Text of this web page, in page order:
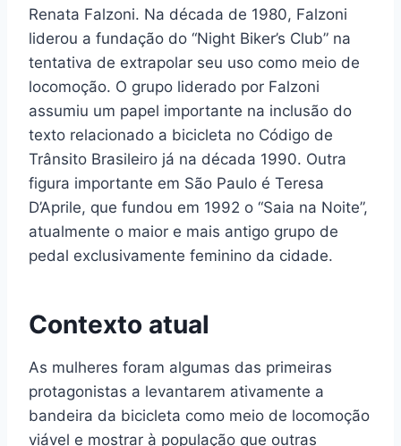
Renata Falzoni. Na década de 1980, Falzoni
liderou a fundação do “Night Biker’s Club” na
tentativa de extrapolar seu uso como meio de
locomoção. O grupo liderado por Falzoni
assumiu um papel importante na inclusão do
texto relacionado a bicicleta no Código de
Trânsito Brasileiro já na década 1990. Outra
figura importante em São Paulo é Teresa
D’Aprile, que fundou em 1992 o “Saia na Noite”,
atualmente o maior e mais antigo grupo de
pedal exclusivamente feminino da cidade.
Contexto atual
As mulheres foram algumas das primeiras
protagonistas a levantarem ativamente a
bandeira da bicicleta como meio de locomoção
viável e mostrar à população que outras